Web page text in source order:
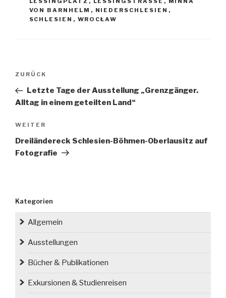
VON BARNHELM , NIEDERSCHLESIEN ,
SCHLESIEN , WROCŁAW
Beitragsnavigation
Vorheriger
Beitrag
ZURÜCK
Letzte Tage der Ausstellung „Grenzgänger.
Alltag in einem geteilten Land“
Nächster
Beitrag
WEITER
Dreiländereck Schlesien-Böhmen-Oberlausitz auf
Fotografie
Kategorien
Allgemein
Ausstellungen
Bücher & Publikationen
Exkursionen & Studienreisen